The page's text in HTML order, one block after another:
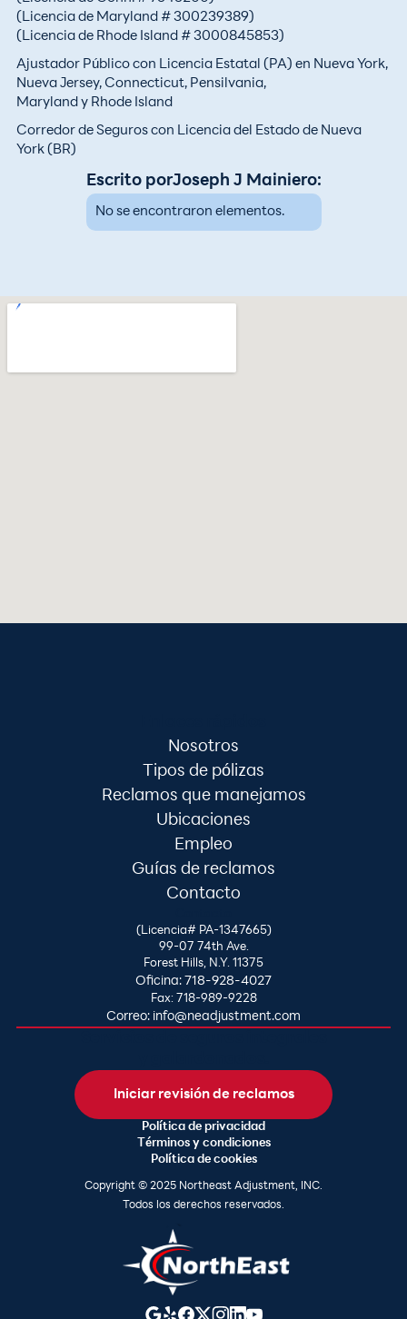
(Licencia de Maryland # 300239389)
(Licencia de Rhode Island # 3000845853)
Ajustador Público con Licencia Estatal (PA) en Nueva York,
Nueva Jersey, Connecticut, Pensilvania,
Maryland y Rhode Island
Corredor de Seguros con Licencia del Estado de Nueva
York (BR)
Escrito porJoseph J Mainiero:
No se encontraron elementos.
Nosotros
Tipos de pólizas
Reclamos que manejamos
Ubicaciones
Empleo
Guías de reclamos
Contacto
(Licencia# PA-1347665)
99-07 74th Ave.
Forest Hills, N.Y. 11375
Oficina: 718-928-4027
Fax: 718-989-9228
Correo: info@neadjustment.com
Iniciar revisión de reclamos
Política de privacidad
Términos y condiciones
Política de cookies
Copyright © 2025 Northeast Adjustment, INC.
Todos los derechos reservados.